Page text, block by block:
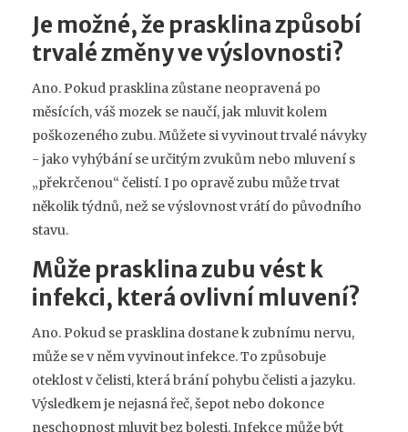
Je možné, že prasklina způsobí
trvalé změny ve výslovnosti?
Ano. Pokud prasklina zůstane neopravená po
měsících, váš mozek se naučí, jak mluvit kolem
poškozeného zubu. Můžete si vyvinout trvalé návyky
- jako vyhýbání se určitým zvukům nebo mluvení s
„překrčenou“ čelistí. I po opravě zubu může trvat
několik týdnů, než se výslovnost vrátí do původního
stavu.
Může prasklina zubu vést k
infekci, která ovlivní mluvení?
Ano. Pokud se prasklina dostane k zubnímu nervu,
může se v něm vyvinout infekce. To způsobuje
oteklost v čelisti, která brání pohybu čelisti a jazyku.
Výsledkem je nejasná řeč, šepot nebo dokonce
neschopnost mluvit bez bolesti. Infekce může být